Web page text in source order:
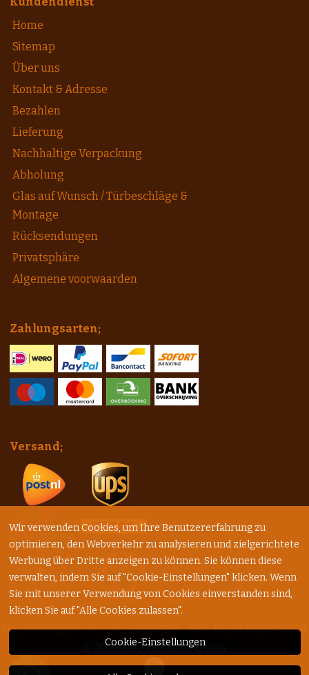
Home
Sitemap
Über uns
Kontakt & Adresse
Bezahlen
Lieferung
Nachhaltige Verpackung
Abholung
Glas auf Wunsch / Türbeschläge &
Montage
Rücksendungen
Privatsphäre
Algemene voorwaarden
Zahlungsarten;
Versand;
Handelsregisterauszug: 75960257 - USt.: NL003027940B84
© 2023Decohomeliving.com
Wir verwenden Cookies, um Ihre Benutzererfahrung zu
optimieren, den Webverkehr zu analysieren und zielgerichtete
Werbung über Dritte anzeigen zu können. Sie können diese
verwalten, indem Sie auf "Cookie-Einstellungen" klicken. Wenn
Sie mit unserer Verwendung von Cookies einverstanden sind,
klicken Sie auf "Alle Cookies zulassen".
Cookie-Einstellungen